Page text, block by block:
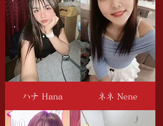
ハナ Hana ネネ Nene